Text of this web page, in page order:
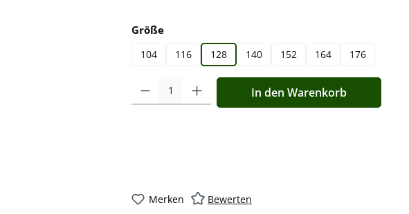
Größeauswählen
104 116 128 140 152 164 176
Produkt Anzahl: Gib den gewünschten Wert ein oder
In den Warenkorb
Merken Bewerten